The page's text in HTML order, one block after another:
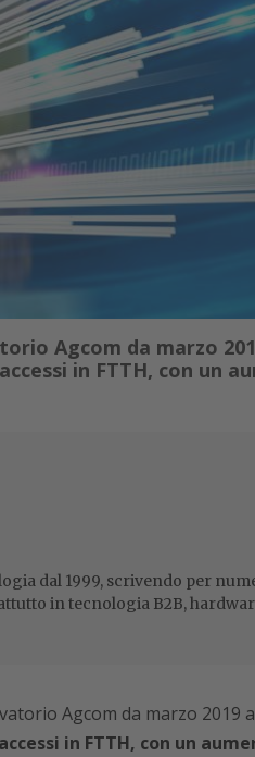
Agcom da marzo
in FTTH, con un
dal 1999, scrivendo per
in tecnologia B2B,
Agcom da marzo 2019
in FTTH, con un